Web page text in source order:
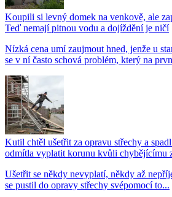
Koupili si levný domek na venkově, ale
Teď nemají pitnou vodu a dojíždění je ničí
Nízká cena umí zaujmout hned, jenže u
se v ní často schová problém, který na
Kutil chtěl ušetřit za opravu střechy a
odmítla vyplatit korunu kvůli chybějícímu
Ušetřit se někdy nevyplatí, někdy až
se pustil do opravy střechy svépomocí to...